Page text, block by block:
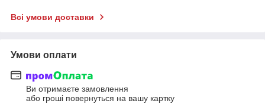
Всі умови доставки
Умови оплати
Ви отримаєте замовлення
або гроші повернуться на вашу картку